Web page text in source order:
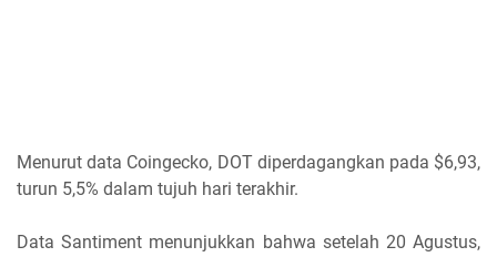
Menurut data Coingecko, DOT diperdagangkan pada $6,93,
turun 5,5% dalam tujuh hari terakhir.
Data Santiment menunjukkan bahwa setelah 20 Agustus,